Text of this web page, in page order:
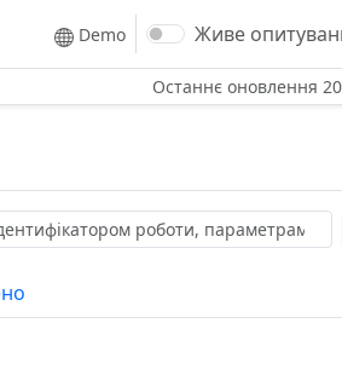
Demo Живе
Останнє оновлення